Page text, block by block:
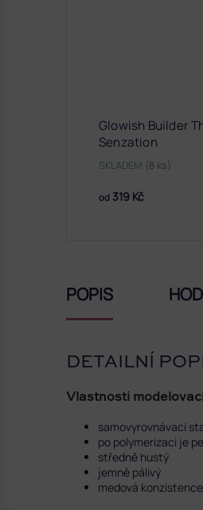
Glowish Builder
Senzation
SKLADEM (8 ks)
od 319 Kč
POPIS
DETAILNÍ
Vlastnosti
samovyrovnávací
po polymerizaci je
středně hustý
jemně pálivý
medová konzistence